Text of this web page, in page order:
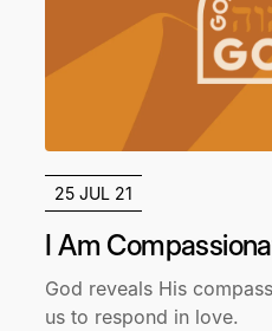
25 JUL 21
I Am
God reveals His
us to respond in love.